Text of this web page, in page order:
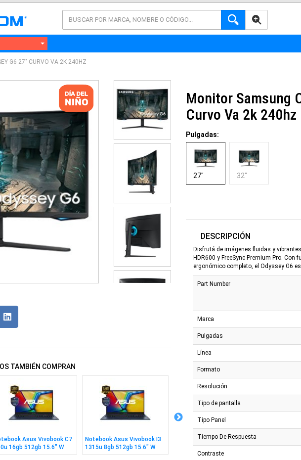
AVANZADA
G6 27" CURVO VA 2K 240HZ
TAMBIÉN COMPRAN
Asus Vivobook C7
16gb 512gb 15.6" W
Notebook Asus Vivobook I3
1315u 8gb 512gb 15.6" W
Joystick Arcade PXN Fight
Stick 0082 PC,PS4,PS3,XB
Monitor
IPS 4ms
Monitor Samsung
Curvo Va 2k 240hz
Pulgadas:
27" 32"
DESCRIPCIÓN
Disfrutá de imágenes fluidas y
HDR600 y FreeSync Premium Pro. Con
ergonómico completo, el Odyssey G6
Part Number
Marca
Pulgadas
Línea
Formato
Resolución
Tipo de pantalla
Tipo Panel
Tiempo De Respuesta
Contraste